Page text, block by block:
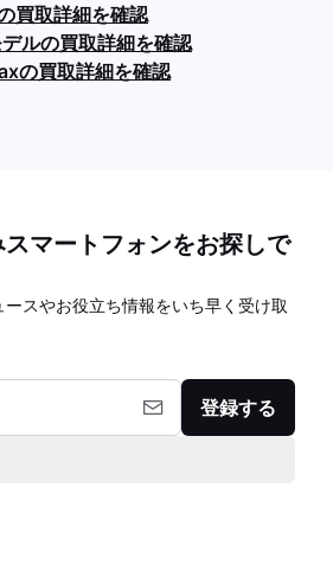
買取詳細を確認
ルの買取詳細を確認
の買取詳細を確認
マートフォンをお探しで
スやお役立ち情報をいち早く受け取
登録する